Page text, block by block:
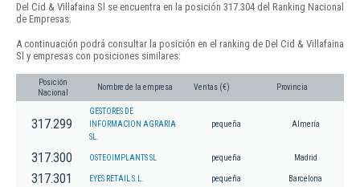
Del Cid & Villafaina Sl se encuentra en la posición 317.304 del Ranking Nacional
de Empresas.
A continuación podrá consultar la posición en el ranking de Del Cid & Villafaina
Sl y empresas con posiciones similares:
Posición
Nacional
Nombre de la empresa Ventas (€) Provincia
317.299
GESTORES DE
INFORMACION AGRARIA
SL.
pequeña Almería
317.300 OSTEOIMPLANTS SL pequeña Madrid
317.301 EYES RETAIL S.L. pequeña Barcelona